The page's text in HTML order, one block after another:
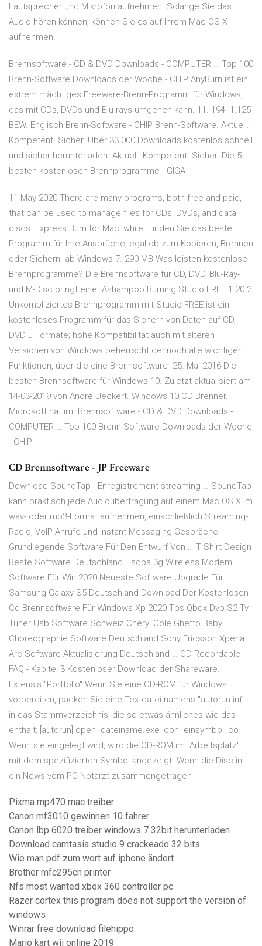
Lautsprecher und Mikrofon aufnehmen. Solange Sie das
Audio hören können, können Sie es auf Ihrem Mac OS X
aufnehmen.
Brennsoftware - CD & DVD Downloads - COMPUTER … Top 100
Brenn-Software Downloads der Woche - CHIP AnyBurn ist ein
extrem mächtiges Freeware-Brenn-Programm für Windows,
das mit CDs, DVDs und Blu-rays umgehen kann. 11. 194. 1.125
BEW. Englisch Brenn-Software - CHIP Brenn-Software. Aktuell.
Kompetent. Sicher. Über 33.000 Downloads kostenlos schnell
und sicher herunterladen. Aktuell. Kompetent. Sicher. Die 5
besten kostenlosen Brennprogramme - GIGA
11 May 2020 There are many programs, both free and paid,
that can be used to manage files for CDs, DVDs, and data
discs. Express Burn for Mac, while Finden Sie das beste
Programm für Ihre Ansprüche, egal ob zum Kopieren, Brennen
oder Sichern. ab Windows 7. 290 MB Was leisten kostenlose
Brennprogramme? Die Brennsoftware für CD, DVD, Blu-Ray-
und M-Disc bringt eine Ashampoo Burning Studio FREE 1.20.2:
Unkompliziertes Brennprogramm mit Studio FREE ist ein
kostenloses Programm für das Sichern von Daten auf CD,
DVD u Formate; hohe Kompatibilität auch mit älteren
Versionen von Windows beherrscht dennoch alle wichtigen
Funktionen, über die eine Brennsoftware 25. Mai 2016 Die
besten Brennsoftware für Windows 10. Zuletzt aktualisiert am
14-03-2019 von André Ueckert. Windows 10 CD Brenner.
Microsoft hat im Brennsoftware - CD & DVD Downloads -
COMPUTER … Top 100 Brenn-Software Downloads der Woche
- CHIP
CD Brennsoftware - JP Freeware
Download SoundTap - Enregistrement streaming … SoundTap
kann praktisch jede Audioübertragung auf einem Mac OS X im
wav- oder mp3-Format aufnehmen, einschließlich Streaming-
Radio, VoIP-Anrufe und Instant Messaging-Gespräche.
Grundlegende Software Für Den Entwurf Von … T Shirt Design
Beste Software Deutschland Hsdpa 3g Wireless Modem
Software Für Win 2020 Neueste Software Upgrade Für
Samsung Galaxy S5 Deutschland Download Der Kostenlosen
Cd Brennsoftware Für Windows Xp 2020 Tbs Qbox Dvb S2 Tv
Tuner Usb Software Schweiz Cheryl Cole Ghetto Baby
Choreographie Software Deutschland Sony Ericsson Xperia
Arc Software Aktualisierung Deutschland … CD-Recordable
FAQ - Kapitel 3 Kostenloser Download der Shareware.
Extensis "Portfolio" Wenn Sie eine CD-ROM für Windows
vorbereiten, packen Sie eine Textdatei namens "autorun.inf"
in das Stammverzeichnis, die so etwas ähnliches wie das
enthält: [autorun] open=dateiname.exe icon=einsymbol.ico
Wenn sie eingelegt wird, wird die CD-ROM im "Arbeitsplatz"
mit dem spezifizierten Symbol angezeigt. Wenn die Disc in
ein News vom PC-Notarzt zusammengetragen
Pixma mp470 mac treiber
Canon mf3010 gewinnen 10 fahrer
Canon lbp 6020 treiber windows 7 32bit herunterladen
Download camtasia studio 9 crackeado 32 bits
Wie man pdf zum wort auf iphone ändert
Brother mfc295cn printer
Nfs most wanted xbox 360 controller pc
Razer cortex this program does not support the version of
windows
Winrar free download filehippo
Mario kart wii online 2019